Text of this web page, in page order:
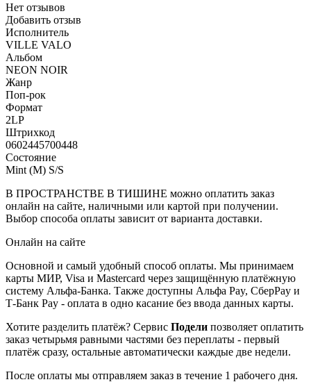
Нет отзывов
Добавить отзыв
Исполнитель
VILLE VALO
Альбом
NEON NOIR
Жанр
Поп-рок
Формат
2LP
Штрихкод
0602445700448
Состояние
Mint (M) S/S
В ПРОСТРАНСТВЕ В ТИШИНЕ можно оплатить заказ
онлайн на сайте, наличными или картой при получении.
Выбор способа оплаты зависит от варианта доставки.
Онлайн на сайте
Основной и самый удобный способ оплаты. Мы принимаем
карты МИР, Visa и Mastercard через защищённую платёжную
систему Альфа-Банка. Также доступны Альфа Pay, СберPay и
Т-Банк Pay - оплата в одно касание без ввода данных карты.
Хотите разделить платёж? Сервис Подели позволяет оплатить
заказ четырьмя равными частями без переплаты - первый
платёж сразу, остальные автоматически каждые две недели.
После оплаты мы отправляем заказ в течение 1 рабочего дня.